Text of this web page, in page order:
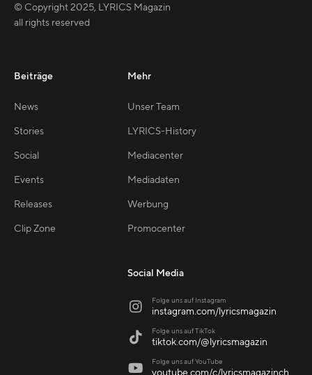
© Copyright2025, LYRICS Magazin
all rights reserved
Beiträge
News
Stories
Social
Events
Releases
Clip Zone
Mehr
Unser Team
LYRICS-History
Mediacenter
Mediadaten
Werbung
Promocenter
Social Media
 Folge uns auf Instagram
instagram.com/lyricsmagazin
 Folge uns auf TikTok
tiktok.com/@lyricsmagazin
 Folge uns auf YouTube